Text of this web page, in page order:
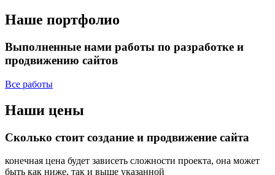
Наше портфолио
Выполненные нами работы по разработке и
продвижению сайтов
Все работы
Наши цены
Сколько стоит создание и продвижение сайта
конечная цена будет зависеть сложности проекта, она может
быть как ниже, так и выше указанной